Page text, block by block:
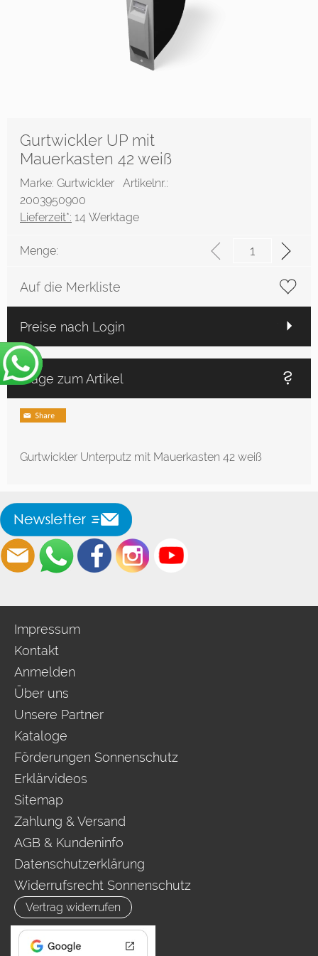
Gurtwickler UP mit
Mauerkasten 42 weiß
Marke: Gurtwickler Artikelnr.:
2003950900
Lieferzeit*: 14 Werktage
Menge:
Auf die Merkliste
Preise nach Login
Frage zum Artikel
Gurtwickler Unterputz mit Mauerkasten 42 weiß
Impressum
Kontakt
Anmelden
Über uns
Unsere Partner
Kataloge
Förderungen Sonnenschutz
Erklärvideos
Sitemap
Zahlung & Versand
AGB & Kundeninfo
Datenschutzerklärung
Widerrufsrecht Sonnenschutz
Vertrag widerrufen